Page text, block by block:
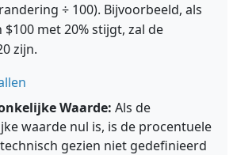
÷ 100). Bijvoorbeeld, als
$100 met 20% stijgt, zal de
zijn.
Waarde: Als de
waarde nul is, is de procentuele
gezien niet gedefinieerd